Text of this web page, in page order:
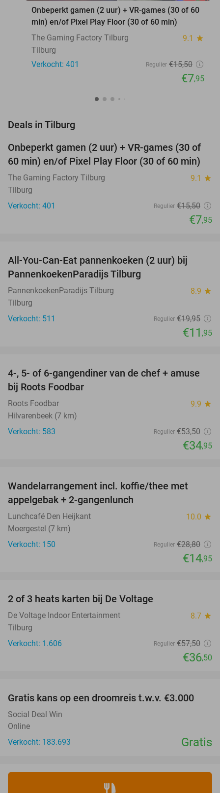
Onbeperkt gamen (2 uur) + VR-games (30 of 60
min) en/of Pixel Play Floor (30 of 60 min)
The Gaming Factory Tilburg
9.1 star
Tilburg
Verkocht: 401
Regulier €15,50
€7,95
Deals in Tilburg
49%
Onbeperkt gamen (2 uur) + VR-games (30 of
60 min) en/of Pixel Play Floor (30 of 60 min)
The Gaming Factory Tilburg 9.1 star
Tilburg
Verkocht: 401
Regulier €15,50
€7,95
All-You-Can-Eat pannenkoeken (2 uur) bij
PannenkoekenParadijs Tilburg
PannenkoekenParadijs Tilburg 8.9 star
Tilburg
Verkocht: 511
Regulier €19,95
€11 ,95
35%
4-, 5- of 6-gangendiner van de chef + amuse
bij Roots Foodbar
Roots Foodbar 9.9 star
Hilvarenbeek (7 km)
Verkocht: 583
Regulier €53,50
€34,95
Wandelarrangement incl. koffie/thee met
appelgebak + 2-gangenlunch
Lunchcafé Den Heijkant 10.0 star
Moergestel (7 km)
Verkocht: 150
Regulier €28,80
€14,95
2 of 3 heats karten bij De Voltage
De Voltage Indoor Entertainment 8.7 star
Tilburg
Verkocht: 1.606
Regulier €57,50
€36,50
Gratis kans op een droomreis t.w.v. €3.000
Social Deal Win
Online
Verkocht: 183.693
Gratis